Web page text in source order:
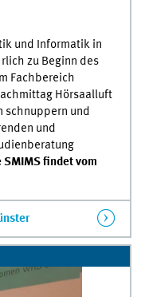
und Informatik in
zu Beginn des
Fachbereich
Hörsaalluft
schnuppern und
und
SMIMS findet vom